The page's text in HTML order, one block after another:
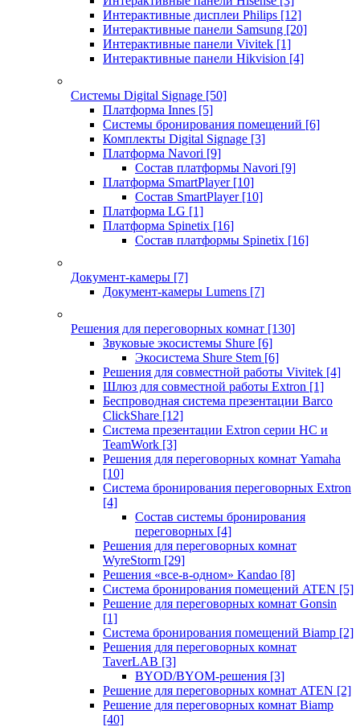
Интерактивные дисплеи Philips [12]
Интерактивные панели Samsung [20]
Интерактивные панели Vivitek [1]
Интерактивные панели Hikvision [4]
Системы Digital Signage [50]
Платформа Innes [5]
Системы бронирования помещений [6]
Комплекты Digital Signage [3]
Платформа Navori [9]
Состав платформы Navori [9]
Платформа SmartPlayer [10]
Состав SmartPlayer [10]
Платформа LG [1]
Платформа Spinetix [16]
Состав платформы Spinetix [16]
Документ-камеры [7]
Документ-камеры Lumens [7]
Решения для переговорных комнат [130]
Звуковые экосистемы Shure [6]
Экосистема Shure Stem [6]
Решения для совместной работы Vivitek [4]
Шлюз для совместной работы Extron [1]
Беспроводная система презентации Barco
ClickShare [12]
Система презентации Extron серии HC и
TeamWork [3]
Решения для переговорных комнат Yamaha
[10]
Система бронирования переговорных Extron
[4]
Состав системы бронирования
переговорных [4]
Решения для переговорных комнат
WyreStorm [29]
Решения «все-в-одном» Kandao [8]
Система бронирования помещений ATEN [5]
Решение для переговорных комнат Gonsin
[1]
Система бронирования помещений Biamp [2]
Решения для переговорных комнат
TaverLAB [3]
BYOD/BYOM-решения [3]
Решение для переговорных комнат ATEN [2]
Решение для переговорных комнат Biamp
[40]